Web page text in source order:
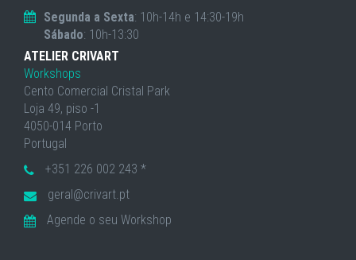
Segunda a Sexta: 10h-14h e 14:30-19h
Sábado: 10h-13:30
ATELIER CRIVART
Workshops
Cento Comercial Cristal Park
Loja 49, piso -1
4050-014 Porto
Portugal
+351 226 002 243 *
geral@crivart.pt
Agende o seu Workshop